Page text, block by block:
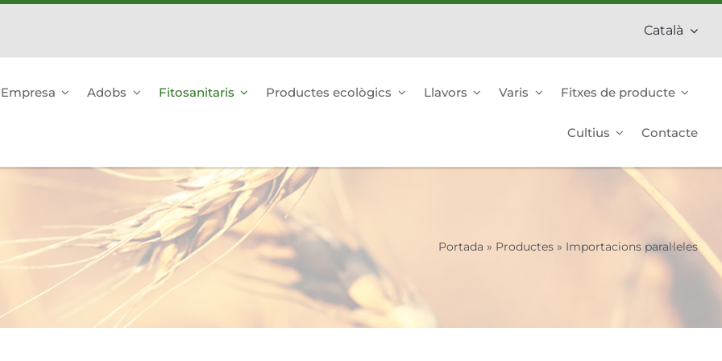
Català
Empresa Adobs Fitosanitaris Productes ecològics Llavors Varis Fitxes de producte
Cultius Contacte
Portada » Productes » Importacions paral·leles